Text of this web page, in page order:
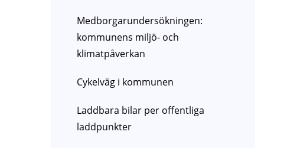
Medborgarundersökningen:
kommunens miljö- och
klimatpåverkan
Cykelväg i kommunen
Laddbara bilar per offentliga
laddpunkter